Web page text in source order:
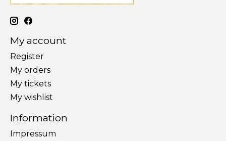
My account
Register
My orders
My tickets
My wishlist
Information
Impressum